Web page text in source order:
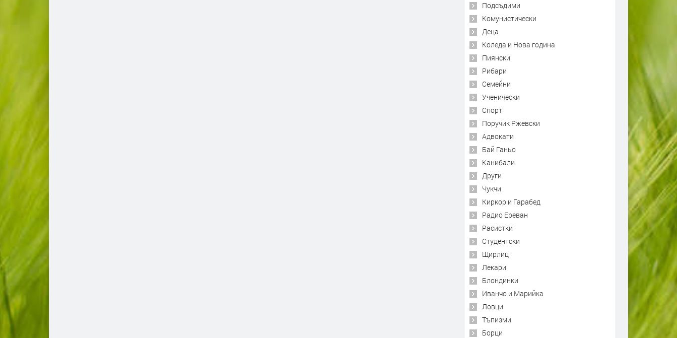
Подсъдими
Комунистически
Деца
Коледа и Нова година
Пиянски
Рибари
Семейни
Ученически
Спорт
Поручик Ржевски
Адвокати
Бай Ганьо
Канибали
Други
Чукчи
Киркор и Гарабед
Радио Ереван
Расистки
Студентски
Щирлиц
Лекари
Блондинки
Иванчо и Марийка
Ловци
Тъпизми
Борци